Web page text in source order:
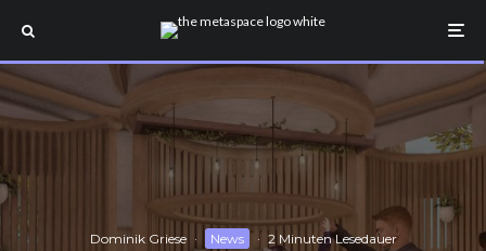
Dominik Griese · News · 2 Minuten Lesedauer